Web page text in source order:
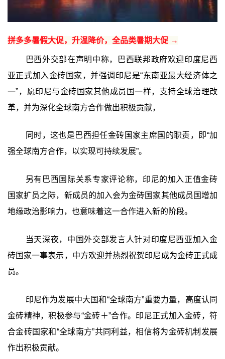
拼多多暑假大促，升温降价，全品类暑期大促 →
巴西外交部在声明中称，巴西联邦政府欢迎印度尼西
亚正式加入金砖国家，并强调印尼是“东南亚最大经济体之
一”，愿印尼与金砖国家其他成员国一样，支持全球治理改
革，并为深化全球南方合作做出积极贡献，
同时，这也是巴西担任金砖国家主席国的职责，即“加
强全球南方合作，以实现可持续发展”。
另有巴西国际关系专家评论称，印尼的加入正值金砖
国家扩员之际，新成员的加入会为金砖国家其他成员国增加
地缘政治影响力，也意味着这一合作进入新的阶段。
当天深夜，中国外交部发言人针对印度尼西亚加入金
砖国家一事表示，中方欢迎并热烈祝贺印尼成为金砖正式成
员。
印尼作为发展中大国和“全球南方”重要力量，高度认同
金砖精神，积极参与“金砖＋”合作。印尼正式加入金砖，符
合金砖国家和“全球南方”共同利益，相信将为金砖机制发展
作出积极贡献。